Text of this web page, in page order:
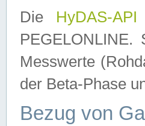
Die HyDAS-API
Messwerte
der Beta-Phase
Bezug von